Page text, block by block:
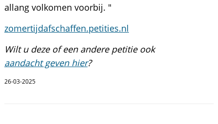
allang volkomen voorbij. "
zomertijdafschaffen.petities.nl
Wilt u deze of een andere petitie ook
aandacht geven hier?
26-03-2025